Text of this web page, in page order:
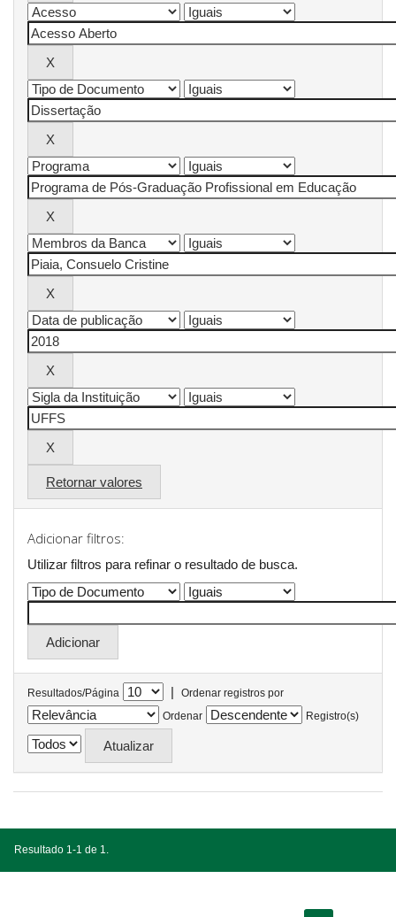
Retornar valores
Adicionar filtros:
Utilizar filtros para refinar o resultado de busca.
Resultados/Página |
Ordenar registros por
Ordenar
Registro(s)
Resultado 1-1 de 1.